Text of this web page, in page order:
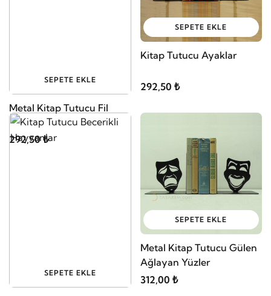
SEPETE EKLE
Metal Kitap Tutucu Fil
292,50 ₺
SEPETE EKLE
Kitap Tutucu Ayaklar
292,50 ₺
SEPETE EKLE
SEPETE EKLE
Metal Kitap Tutucu Gülen
Ağlayan Yüzler
312,00 ₺